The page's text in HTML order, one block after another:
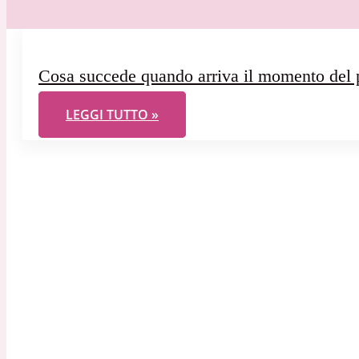
Cosa succede quando arriva il momento del
COSA SUCCEDE QUANDO ARRIVA IL MOMENTO
LEGGI TUTTO »